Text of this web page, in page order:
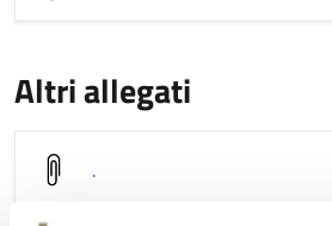
Altri allegati
.